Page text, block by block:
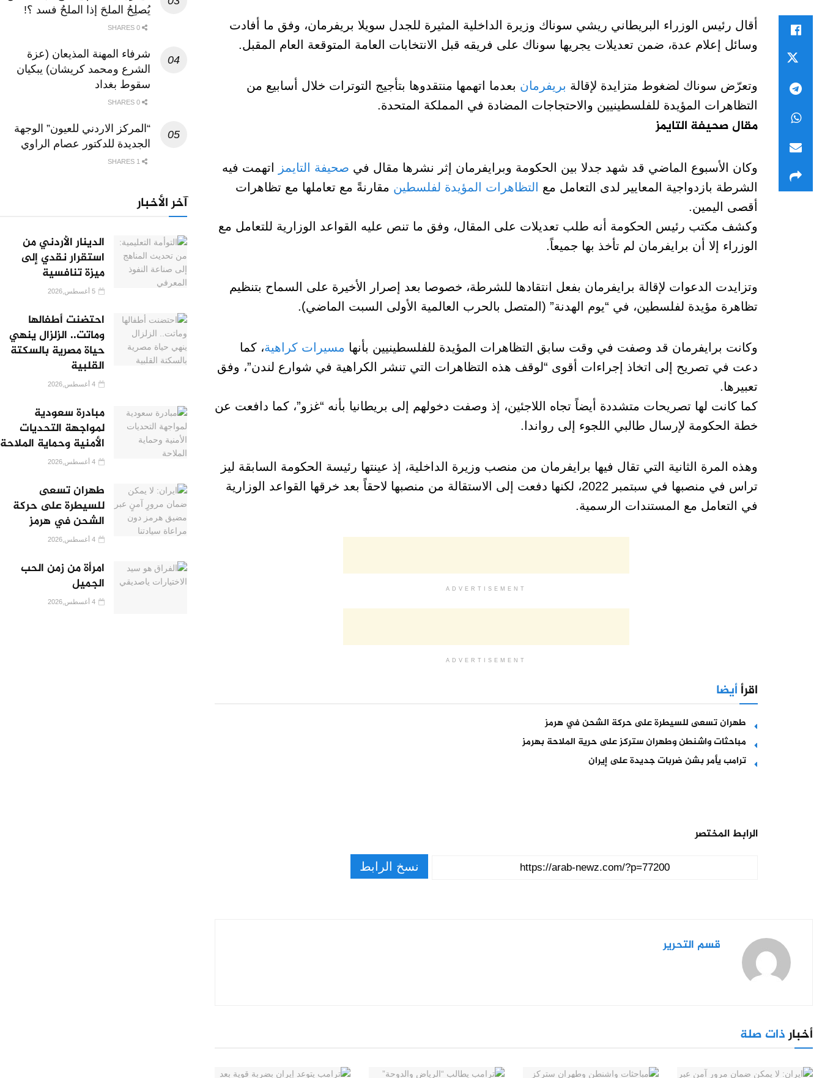
أقال رئيس الوزراء البريطاني ريشي سوناك وزيرة الداخلية المثيرة للجدل سويلا بريفرمان، وفق ما أفادت
وسائل إعلام عدة، ضمن تعديلات يجريها سوناك على فريقه قبل الانتخابات العامة المتوقعة العام المقبل.
وتعرّض سوناك لضغوط متزايدة لإقالة بريفرمان بعدما اتهمها منتقدوها بتأجيج التوترات خلال أسابيع من
التظاهرات المؤيدة للفلسطينيين والاحتجاجات المضادة في المملكة المتحدة.
مقال صحيفة التايمز
وكان الأسبوع الماضي قد شهد جدلا بين الحكومة وبرايفرمان إثر نشرها مقال في صحيفة التايمز
اتهمت فيه
الشرطة بازدواجية المعايير لدى التعامل مع
التظاهرات المؤيدة لفلسطين مقارنةً مع تعاملها مع تظاهرات
أقصى اليمين.
وكشف مكتب رئيس الحكومة أنه طلب تعديلات على المقال، وفق ما تنص عليه القواعد الوزارية للتعامل مع
الوزراء إلا أن برايفرمان لم تأخذ بها جميعاً.
وتزايدت الدعوات لإقالة برايفرمان بفعل انتقادها للشرطة، خصوصا بعد إصرار الأخيرة على السماح بتنظيم
تظاهرة مؤيدة لفلسطين، في “يوم الهدنة” (المتصل بالحرب العالمية الأولى السبت الماضي).
وكانت برايفرمان قد وصفت في وقت سابق التظاهرات المؤيدة للفلسطينيين بأنها مسيرات كراهية، كما
دعت في تصريح إلى اتخاذ إجراءات أقوى “لوقف هذه التظاهرات التي تنشر الكراهية في شوارع لندن”، وفق
تعبيرها.
كما كانت لها تصريحات متشددة أيضاً تجاه اللاجئين، إذ وصفت دخولهم إلى بريطانيا بأنه “غزو”، كما دافعت عن
خطة الحكومة لإرسال طالبي اللجوء إلى رواندا.
وهذه المرة الثانية التي تقال فيها برايفرمان من منصب وزيرة الداخلية، إذ عينتها رئيسة الحكومة السابقة ليز
تراس في منصبها في سبتمبر 2022، لكنها دفعت إلى الاستقالة من منصبها لاحقاً بعد خرقها القواعد الوزارية
في التعامل مع المستندات الرسمية.
ADVERTISEMENT
ADVERTISEMENT
اقرأأيضا
طهران تسعى للسيطرة على حركة الشحن في هرمز
مباحثات واشنطن وطهران ستركز على حرية الملاحة بهرمز
ترامب يأمر بشن ضربات جديدة على إيران
الرابط المختصر
نسخ الرابط
قسم التحرير
أخبارذات صلة
يُصلِحُ الملحَ إذا الملحُ فسد ؟!
شرفاء المهنة المذيعان (عزة
الشرع ومحمد كريشان) يبكيان
سقوط بغداد
“المركز الاردني للعيون” الوجهة
الجديدة للدكتور عصام الراوي
آخر الأخبار
الدينار الأردني من
استقرار نقدي إلى
ميزة تنافسية
احتضنت أطفالها
وماتت.. الزلزال ينهي
حياة مصرية بالسكتة
القلبية
مبادرة سعودية
لمواجهة التحديات
الأمنية وحماية الملاحة
طهران تسعى
للسيطرة على حركة
الشحن في هرمز
امرأة من زمن الحب
الجميل